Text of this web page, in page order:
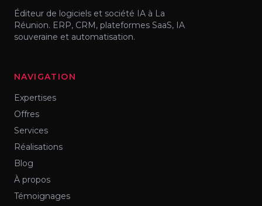
Éditeur de logiciels et société IA à La
Réunion. ERP, CRM, plateformes SaaS, IA
souveraine et automatisation.
NAVIGATION
Expertises
Offres
Services
Réalisations
Blog
À propos
Témoignages